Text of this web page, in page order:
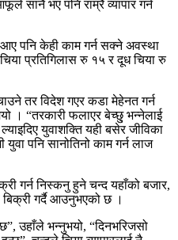
सानै भए पनि राम्रै व्यापार गर्न
पनि केही काम गर्न सक्ने अवस्था
प्रतिगिलास रु १५ र दूध चिया रु
तर विदेश गएर कडा मेहेनत गर्न
। “तरकारी फलाएर बेच्छु् भन्नेलाई
युवाशक्ति यही बसेर जीविका
पनि सानोतिनो काम गर्न लाज
गर्न निस्कनु हुने चन्द यहाँको बजार,
बिक्री गर्दै आउनुभएको छ ।
उहाँले भन्नुभयो, “दिनभरिजसो